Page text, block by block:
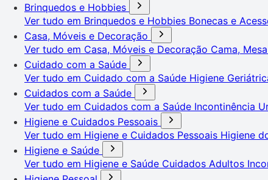
Brinquedos e Hobbies
Ver tudo em Brinquedos e Hobbies Bonecas e
Casa, Móveis e Decoração
Ver tudo em Casa, Móveis e Decoração Cama,
Cuidado com a Saúde
Ver tudo em Cuidado com a Saúde Higiene
Cuidados com a Saúde
Ver tudo em Cuidados com a Saúde Incontinência
Higiene e Cuidados Pessoais
Ver tudo em Higiene e Cuidados Pessoais Higiene
Higiene e Saúde
Ver tudo em Higiene e Saúde Cuidados Adultos